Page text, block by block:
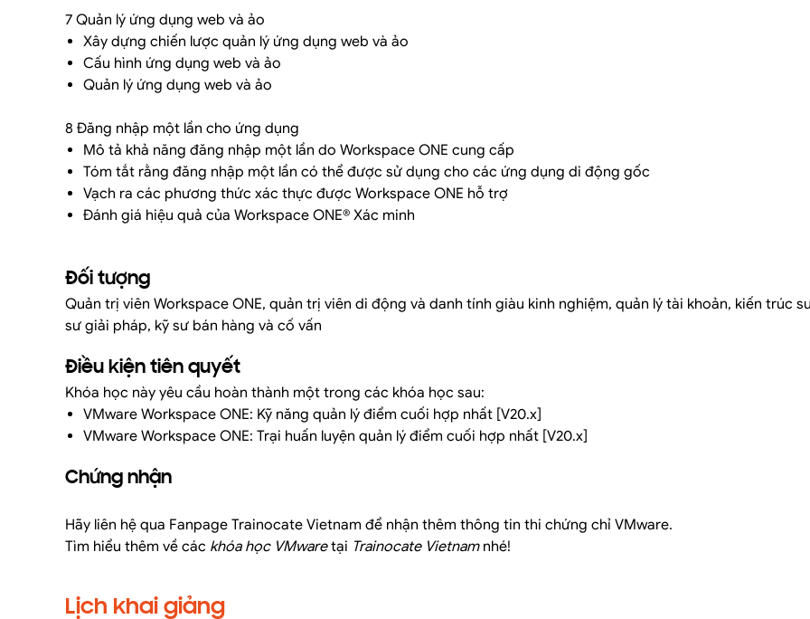
7 Quản lý ứng dụng web và ảo
Xây dựng chiến lược quản lý ứng dụng web và ảo
Cấu hình ứng dụng web và ảo
Quản lý ứng dụng web và ảo
8 Đăng nhập một lần cho ứng dụng
Mô tả khả năng đăng nhập một lần do Workspace ONE cung cấp
Tóm tắt rằng đăng nhập một lần có thể được sử dụng cho các ứng dụng di động gốc
Vạch ra các phương thức xác thực được Workspace ONE hỗ trợ
Đánh giá hiệu quả của Workspace ONE® Xác minh
Đối tượng
Quản trị viên Workspace ONE, quản trị viên di động và danh tính giàu kinh nghiệm, quản lý tài khoản, kiến ​​trúc
sư giải pháp, kỹ sư bán hàng và cố vấn
Điều kiện tiên quyết
Khóa học này yêu cầu hoàn thành một trong các khóa học sau:
VMware Workspace ONE: Kỹ năng quản lý điểm cuối hợp nhất [V20.x]
VMware Workspace ONE: Trại huấn luyện quản lý điểm cuối hợp nhất [V20.x]
Chứng nhận
Hãy liên hệ qua Fanpage Trainocate Vietnam để nhận thêm thông tin thi chứng chỉ VMware.
Tìm hiểu thêm về các khóa học VMware tại Trainocate Vietnamnhé!
Lịch khai giảng